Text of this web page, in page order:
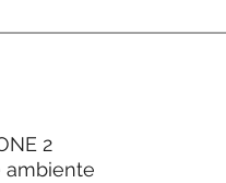
2
ambiente